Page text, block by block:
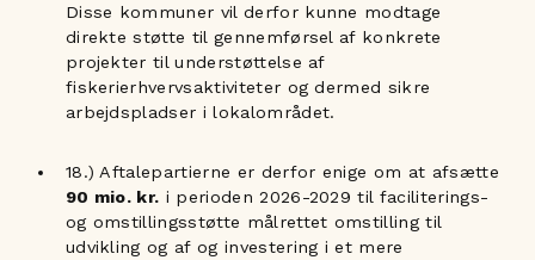
Disse kommuner vil derfor kunne modtage
direkte støtte til gennemførsel af konkrete
projekter til understøttelse af
fiskerierhvervsaktiviteter og dermed sikre
arbejdspladser i lokalområdet.
18.) Aftalepartierne er derfor enige om at afsætte
90 mio. kr. i perioden 2026-2029 til faciliterings-
og omstillingsstøtte målrettet omstilling til
udvikling og af og investering i et mere